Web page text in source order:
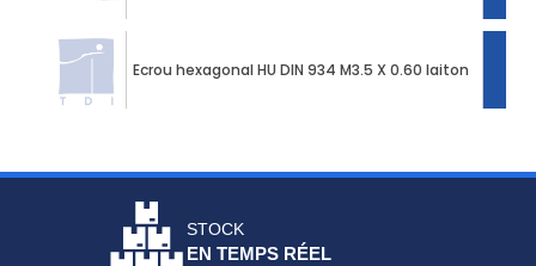
Ecrou hexagonal HU DIN 934 M3.5 X 0.60 laiton
STOCK
EN TEMPS RÉEL